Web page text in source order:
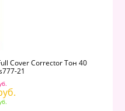
Cover Corrector Тон 40
21